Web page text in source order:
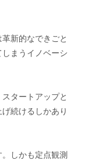
新的なできごと
まうイノベーシ
タートアップと
続けるしかあり
しかも定点観測